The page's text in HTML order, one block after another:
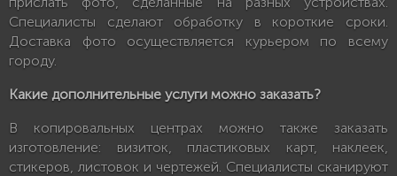
Специалисты сделают обработку в короткие сроки.
Доставка фото осуществляется курьером по всему
городу.
Какие дополнительные услуги можно заказать?
В копировальных центрах можно также заказать
изготовление: визиток, пластиковых карт, наклеек,
стикеров, листовок и чертежей. Специалисты сканируют